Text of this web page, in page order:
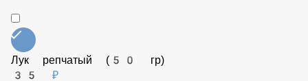
Блю чиз (50 гр)
129 ₽